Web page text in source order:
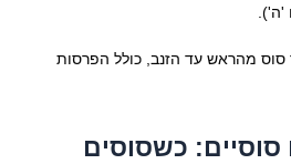
סוס מהראש עד הזנב, כולל הפרסות
סוסיים: כשסוסים